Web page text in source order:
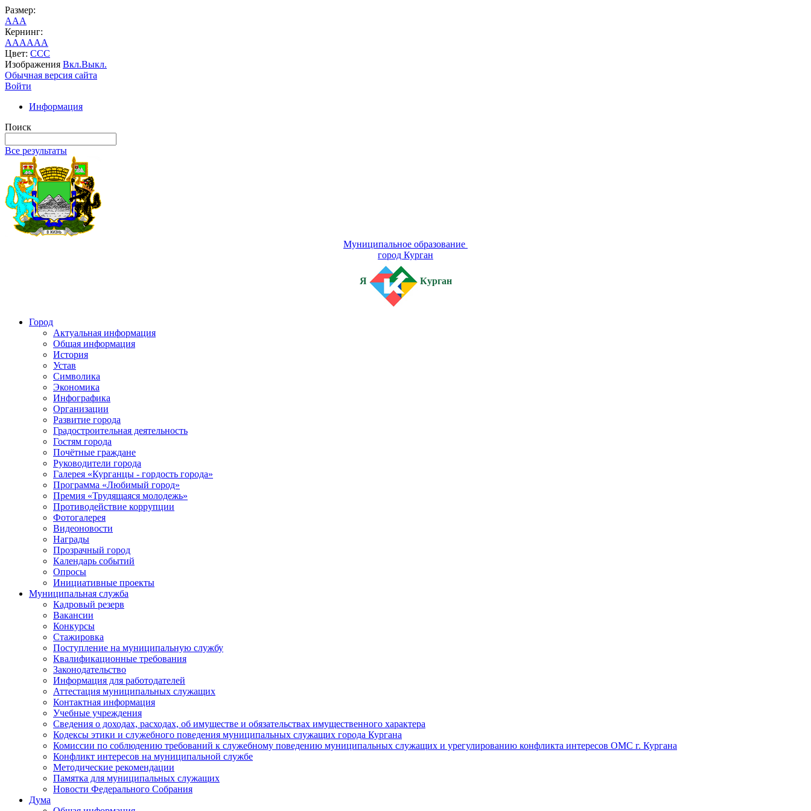
Размер:
AAA
Кернинг:
AAAAAA
Цвет: CCC
Изображения Вкл.Выкл.
Обычная версия сайта
Войти
Информация
Поиск
Все результаты
Муниципальное образование
город Курган
Я Курган
Город
Актуальная информация
Общая информация
История
Устав
Символика
Экономика
Инфографика
Организации
Развитие города
Градостроительная деятельность
Гостям города
Почётные граждане
Руководители города
Галерея «Курганцы - гордость города»
Программа «Любимый город»
Премия «Трудящаяся молодежь»
Противодействие коррупции
Фотогалерея
Видеоновости
Награды
Прозрачный город
Календарь событий
Опросы
Инициативные проекты
Муниципальная служба
Кадровый резерв
Вакансии
Конкурсы
Стажировка
Поступление на муниципальную службу
Квалификационные требования
Законодательство
Информация для работодателей
Аттестация муниципальных служащих
Контактная информация
Учебные учреждения
Сведения о доходах, расходах, об имуществе и обязательствах имущественного характера
Кодексы этики и служебного поведения муниципальных служащих города Кургана
Комиссии по соблюдению требований к служебному поведению муниципальных служащих и урегулированию конфликта интересов ОМС г. Кургана
Конфликт интересов на муниципальной службе
Методические рекомендации
Памятка для муниципальных служащих
Новости Федерального Cобрания
Дума